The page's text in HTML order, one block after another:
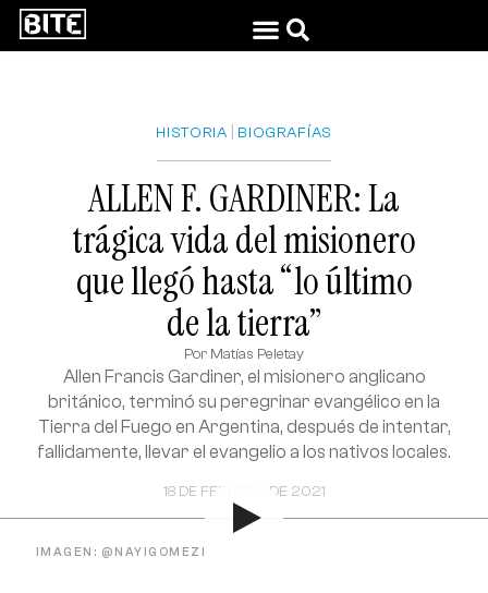
HISTORIA BIOGRAFÍAS
ALLEN F. GARDINER: La
trágica vida del misionero
que llegó hasta “lo último
de la tierra”
Por Matías Peletay
18 DE FEBRERO DE 2021
Allen Francis Gardiner, el misionero anglicano
británico, terminó su peregrinar evangélico en la
Tierra del Fuego en Argentina, después de intentar,
fallidamente, llevar el evangelio a los nativos locales.
IMAGEN: @NAYIGOMEZI